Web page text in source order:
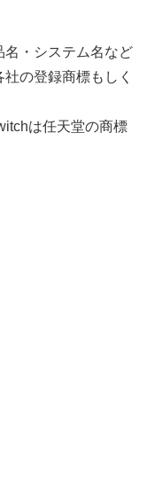
名・システム名など
の登録商標もしく
は任天堂の商標